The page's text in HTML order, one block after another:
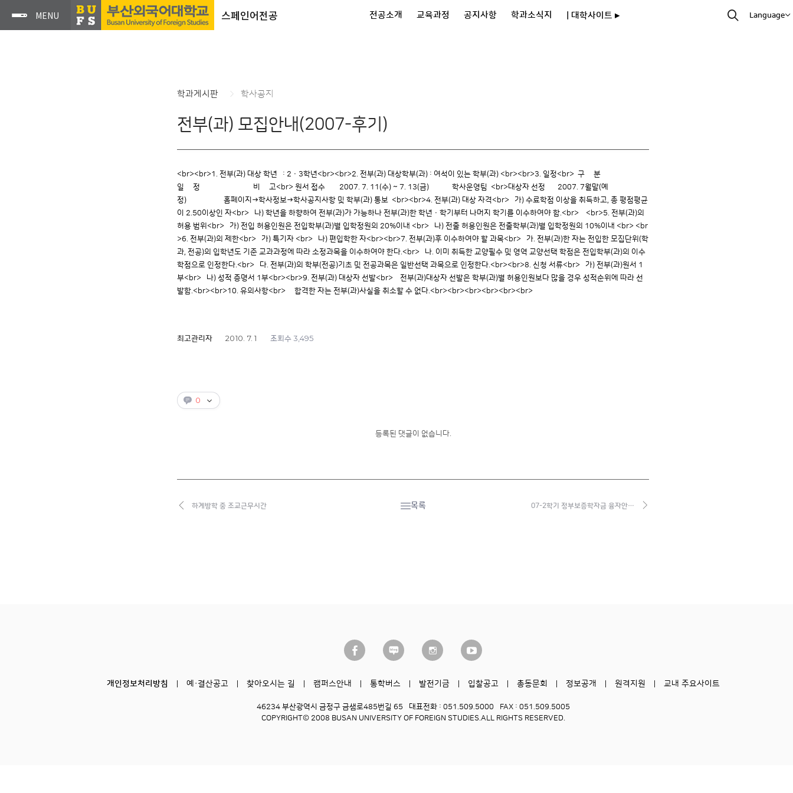
스페인어전공 전공소개 교육과정 공지사항 학과소식지 | 대학사이트 ▸ Language
학과게시판 학사공지
전부(과) 모집안내(2007-후기)
<br><br>1. 전부(과) 대상 학년 : 2ㆍ3학년<br><br>2. 전부(과) 대상학부(과) : 여석이 있는 학부(과) <br><br>3. 일정<br> 구 분
일 정 비 고<br> 원서 접수 2007. 7. 11(수) ~ 7. 13(금) 학사운영팀 <br>대상자 선정 2007. 7월말(예
정) 홈페이지→학사정보→학사공지사항 및 학부(과) 통보 <br><br>4. 전부(과) 대상 자격<br> 가) 수료학점 이상을 취득하고, 총 평점평균
이 2.50이상인 자<br> 나) 학년을 하향하여 전부(과)가 가능하나 전부(과)한 학년ㆍ학기부터 나머지 학기를 이수하여야 함.<br> <br>5. 전부(과)의
허용 범위<br> 가) 전입 허용인원은 전입학부(과)별 입학정원의 20%이내 <br> 나) 전출 허용인원은 전출학부(과)별 입학정원의 10%이내 <br> <br
>6. 전부(과)의 제한<br> 가) 특기자 <br> 나) 편입학한 자<br><br>7. 전부(과)후 이수하여야 할 과목<br> 가. 전부(과)한 자는 전입한 모집단위(학
과, 전공)의 입학년도 기준 교과과정에 따라 소정과목을 이수하여야 한다.<br> 나. 이미 취득한 교양필수 및 영역 교양선택 학점은 전입학부(과)의 이수
학점으로 인정한다.<br> 다. 전부(과)의 학부(전공)기초 및 전공과목은 일반선택 과목으로 인정한다.<br><br>8. 신청 서류<br> 가) 전부(과)원서 1
부<br> 나) 성적 증명서 1부<br><br>9. 전부(과) 대상자 선발<br> 전부(과)대상자 선발은 학부(과)별 허용인원보다 많을 경우 성적순위에 따라 선
발함.<br><br>10. 유의사항<br> 합격한 자는 전부(과)사실을 취소할 수 없다.<br><br><br><br><br><br>
최고관리자 2010. 7. 1 조회수 3,495
0
등록된 댓글이 없습니다.
하계방학 중 조교근무시간 목록 07-2학기 정부보증학자금 융자안…
개인정보처리방침 예·결산공고 찾아오시는 길 캠퍼스안내 통학버스 발전기금 입찰공고 총동문회 정보공개 원격지원 교내 주요사이트
46234 부산광역시 금정구 금샘로485번길 65 대표전화 : 051.509.5000
FAX : 051.509.5005
COPYRIGHT© 2008 BUSAN UNIVERSITY OF FOREIGN STUDIES. ALL RIGHTS RESERVED.